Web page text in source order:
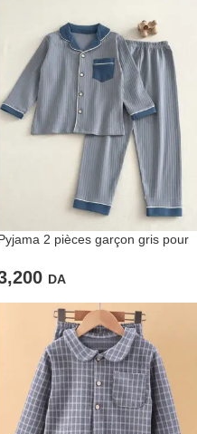
2 pièces garçon gris pour
DA